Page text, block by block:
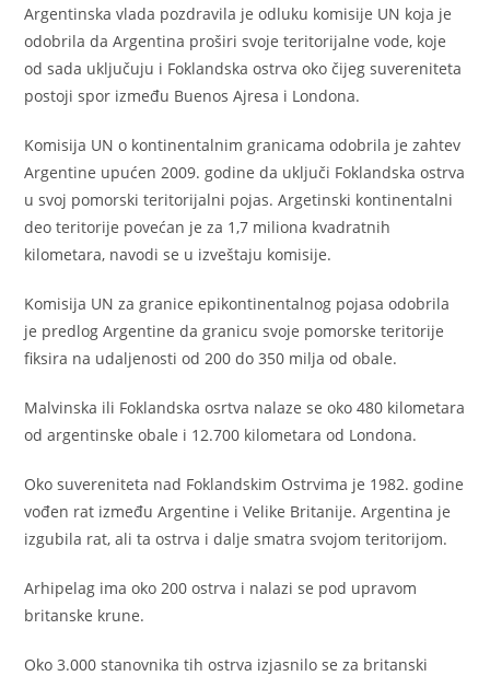
Argentinska vlada pozdravila je odluku komisije UN koja je
odobrila da Argentina proširi svoje teritorijalne vode, koje
od sada uključuju i Foklandska ostrva oko čijeg suvereniteta
postoji spor između Buenos Ajresa i Londona.
Komisija UN o kontinentalnim granicama odobrila je zahtev
Argentine upućen 2009. godine da uključi Foklandska ostrva
u svoj pomorski teritorijalni pojas. Argetinski kontinentalni
deo teritorije povećan je za 1,7 miliona kvadratnih
kilometara, navodi se u izveštaju komisije.
Komisija UN za granice epikontinentalnog pojasa odobrila
je predlog Argentine da granicu svoje pomorske teritorije
fiksira na udaljenosti od 200 do 350 milja od obale.
Malvinska ili Foklandska osrtva nalaze se oko 480 kilometara
od argentinske obale i 12.700 kilometara od Londona.
Oko suvereniteta nad Foklandskim Ostrvima je 1982. godine
vođen rat između Argentine i Velike Britanije. Argentina je
izgubila rat, ali ta ostrva i dalje smatra svojom teritorijom.
Arhipelag ima oko 200 ostrva i nalazi se pod upravom
britanske krune.
Oko 3.000 stanovnika tih ostrva izjasnilo se za britanski